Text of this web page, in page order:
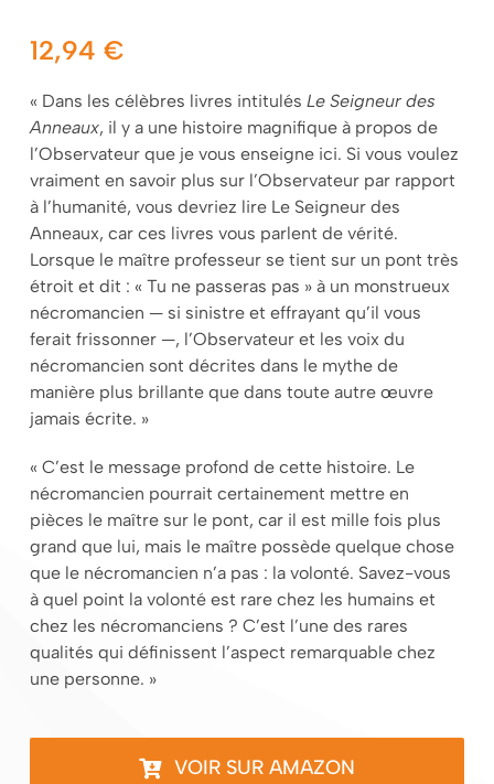
12,94€
« Dans les célèbres livres intitulésLe Seigneur des
Anneaux, il y a une histoire magnifique à propos de
l’Observateur que je vous enseigne ici. Si vous voulez
vraiment en savoir plus sur l’Observateur par rapport
à l’humanité, vous devriez lire Le Seigneur des
Anneaux, car ces livres vous parlent de vérité.
Lorsque le maître professeur se tient sur un pont très
étroit et dit : « Tu ne passeras pas » à un monstrueux
nécromancien — si sinistre et effrayant qu’il vous
ferait frissonner —, l’Observateur et les voix du
nécromancien sont décrites dans le mythe de
manière plus brillante que dans toute autre œuvre
jamais écrite. »
« C’est le message profond de cette histoire. Le
nécromancien pourrait certainement mettre en
pièces le maître sur le pont, car il est mille fois plus
grand que lui, mais le maître possède quelque chose
que le nécromancien n’a pas : la volonté. Savez-vous
à quel point la volonté est rare chez les humains et
chez les nécromanciens ? C’est l’une des rares
qualités qui définissent l’aspect remarquable chez
une personne. »
VOIR SUR AMAZON